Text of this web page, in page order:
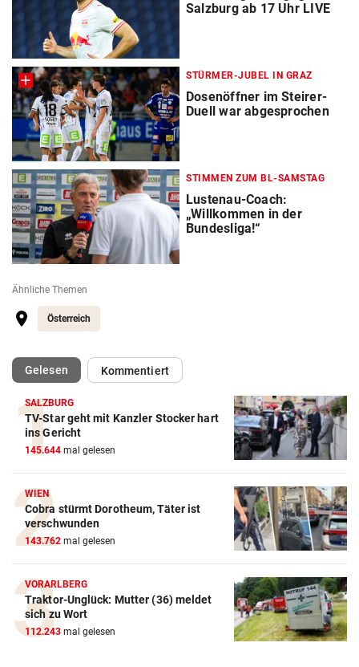
Salzburg ab 17 Uhr LIVE
STÜRMER-JUBEL IN GRAZ
Dosenöffner im Steirer-
Duell war abgesprochen
STIMMEN ZUM BL-SAMSTAG
Lustenau-Coach:
„Willkommen in der
Bundesliga!“
Ähnliche Themen
Österreich
Gelesen(ausgewählt)Kommentiert
SALZBURG
TV-Star geht mit Kanzler Stocker hart
ins Gericht
145.644 mal gelesen
WIEN
Cobra stürmt Dorotheum, Täter ist
verschwunden
143.762 mal gelesen
VORARLBERG
Traktor-Unglück: Mutter (36) meldet
sich zu Wort
112.243 mal gelesen
ZUM VERGLEICH
Crosstrainer Vergleich
E-Bike Vergleich
ZUM VERGLEICH